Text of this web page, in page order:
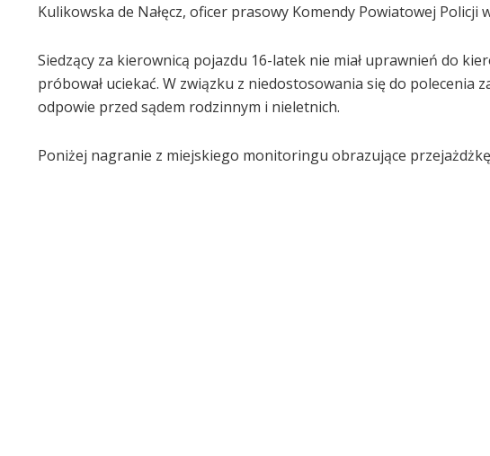
Kulikowska de Nałęcz, oficer prasowy Komendy Powiatowej Policji w
Siedzący za kierownicą pojazdu 16-latek nie miał uprawnień do
próbował uciekać. W związku z niedostosowania się do
odpowie przed sądem rodzinnym i nieletnich.
Poniżej nagranie z miejskiego monitoringu obrazujące